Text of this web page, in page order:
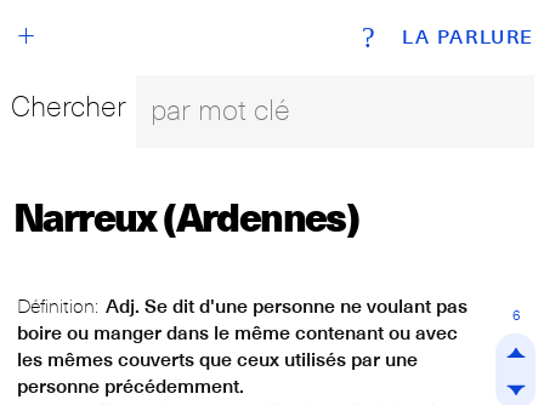
LA PARLURE
+ ?
Chercher
Narreux (Ardennes)
Définition: Adj. Se dit d'une personne ne voulant pas
boire ou manger dans le même contenant ou avec
les mêmes couverts que ceux utilisés par une
personne précédemment.
6